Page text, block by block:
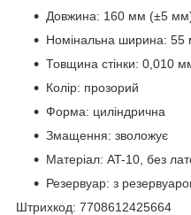
Довжина: 160 мм (±5
Номінальна ширина:
Товщина стінки: 0,010
Колір: прозорий
Форма: циліндрична
Змащення: зволожує
Матеріал: AT-10, без
Резервуар: з
Штрихкод: 7708612425664